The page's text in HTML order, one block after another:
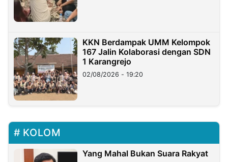
KKN Berdampak UMM Kelompok
167 Jalin Kolaborasi dengan SDN
1 Karangrejo
02/08/2026 - 19:20
KOLOM
Yang Mahal Bukan Suara Rakyat